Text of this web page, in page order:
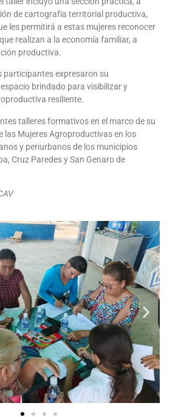
de cartografía territorial productiva,
les permitirá a estas mujeres reconocer
realizan a la economía familiar, a
productiva.
participantes expresaron su
brindado para visibilizar y
resiliente.
talleres formativos en el marco de su
las Mujeres Agroproductivas en los
y periurbanos de los municipios
Cruz Paredes y San Genaro de